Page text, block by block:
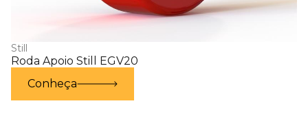
Still
Roda Apoio Still EGV20
Conheça